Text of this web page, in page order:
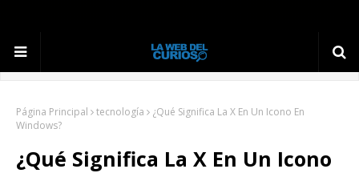
Página Principal tecnología
¿Qué Significa La X En Un Icono En
Windows?
¿Qué Significa La X En Un Icono